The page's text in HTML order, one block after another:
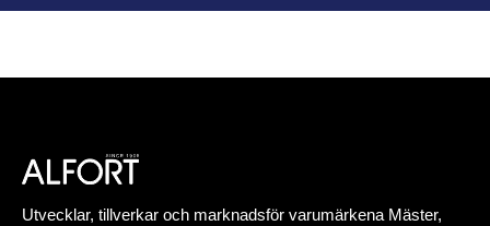
Utvecklar, tillverkar och marknadsför varumärkena Mäster,